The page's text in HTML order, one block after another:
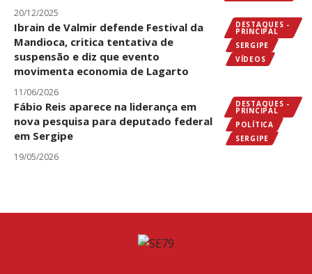
20/12/2025
DESTAQUES -
PRINCIPAL
SERGIPE
VÍDEOS
Ibrain de Valmir defende Festival da
Mandioca, critica tentativa de
suspensão e diz que evento
movimenta economia de Lagarto
11/06/2026
DESTAQUES -
PRINCIPAL
POLÍTICA
SERGIPE
Fábio Reis aparece na liderança em
nova pesquisa para deputado federal
em Sergipe
19/05/2026